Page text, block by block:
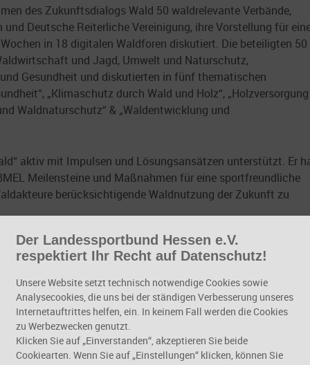
des Zukunftsdialogs Wald 50 waldrelevante Verbände,
und Deutsche Reiterliche Vereinigung, ihre Vorstellung für
in 18 digitalen Waldforen diskutiert. Die beteiligten 50
und Jagd, Umwelt und Naturschutz,
Gesundheit und diskutierten in fünf thematischen
„Klimaschutz durch Wald und Holz“, „Holzversorgung
Waldnaturschutz“ & „Waldentwicklung und
aktiv mit Impulsen und Lösungsansätzen unterstützt. Er
Meilensteine und Maßnahmen für eine sportfreundliche
berücksichtigende Waldnutzung der Zukunft zu
Wald“ soll die im Koalitionsvertrag vereinbarte
werden. Geplant ist, die neue Waldstrategie im
Der Landessportbund Hessen e.V.
respektiert Ihr Recht auf Datenschutz!
Unsere Website setzt technisch notwendige Cookies sowie
Analysecookies, die uns bei der ständigen Verbesserung unseres
Internetauftrittes helfen, ein. In keinem Fall werden die Cookies
zu Werbezwecken genutzt.
Klicken Sie auf „Einverstanden“, akzeptieren Sie beide
Cookiearten. Wenn Sie auf „Einstellungen“ klicken, können Sie